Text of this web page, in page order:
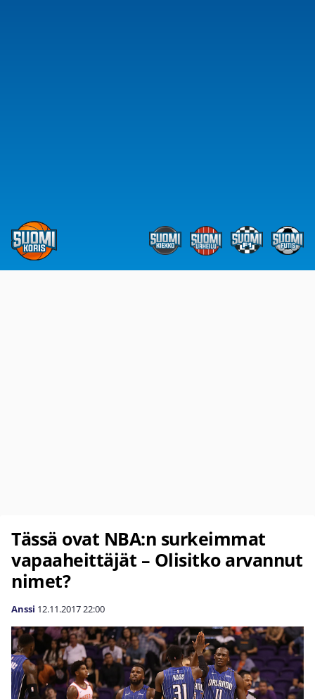
Tässä ovat NBA:n surkeimmat
vapaaheittäjät – Olisitko arvannut
nimet?
Anssi 12.11.201722:00